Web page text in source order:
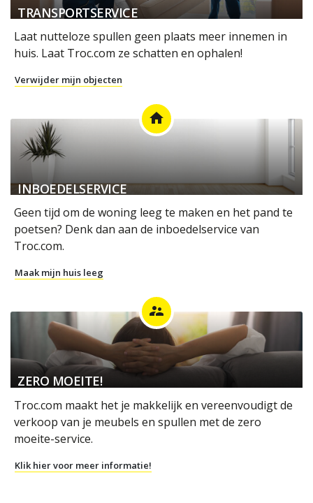
TRANSPORTSERVICE
Laat nutteloze spullen geen plaats meer innemen in
huis. Laat Troc.com ze schatten en ophalen!
Verwijder mijn objecten
home
INBOEDELSERVICE
Geen tijd om de woning leeg te maken en het pand te
poetsen? Denk dan aan de inboedelservice van
Troc.com.
Maak mijn huis leeg
supervisor_account
ZERO MOEITE!
Troc.com maakt het je makkelijk en vereenvoudigt de
verkoop van je meubels en spullen met de zero
moeite-service.
Klik hier voor meer informatie!